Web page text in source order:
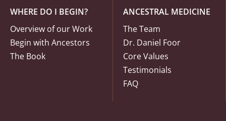
WHERE DO I BEGIN?
Overview of our Work
Begin with Ancestors
The Book
ANCESTRAL MEDICINE
The Team
Dr. Daniel Foor
Core Values
Testimonials
FAQ